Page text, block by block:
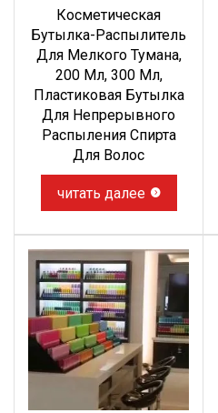
Косметическая
Бутылка-Распылитель
Для Мелкого Тумана,
200 Мл, 300 Мл,
Пластиковая Бутылка
Для Непрерывного
Распыления Спирта
Для Волос
читать далее